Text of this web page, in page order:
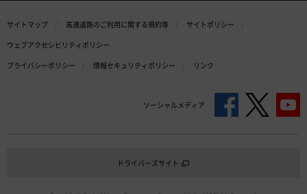
サイトマップ 高速道路のご利用に関する規約等
サイトポリシー
ウェブアクセシビリティポリシー
プライバシーポリシー
情報セキュリティポリシー リンク
ソーシャルメディア
ドライバーズサイト